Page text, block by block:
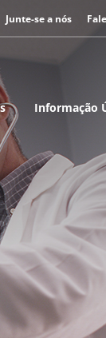
Junte-se a nós
Informação